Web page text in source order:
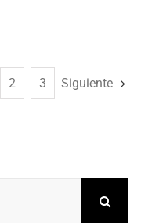
2 3 Siguiente